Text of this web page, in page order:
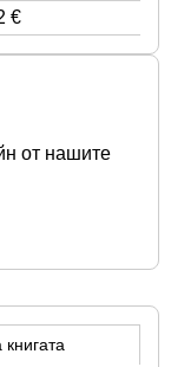
€
от нашите
книгата